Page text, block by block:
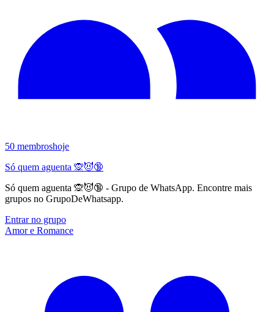
50 membroshoje
Só quem aguenta 🙊😈🔞
Só quem aguenta 🙊😈🔞 - Grupo de WhatsApp. Encontre mais
grupos no GrupoDeWhatsapp.
Entrar no grupo
Amor e Romance